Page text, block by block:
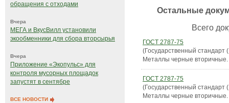
обращения с отходами
Вчера
МЕГА и ВкусВилл установили
экообменники для сбора вторсырья
Вчера
Приложение «Экопульс» для
контроля мусорных площадок
запустят в сентябре
ВСЕ НОВОСТИ
Остальные
Всего
ГОСТ 2787-75
(Государственный стандарт
Металлы черные
ГОСТ 2787-75
(Государственный стандарт
Металлы черные